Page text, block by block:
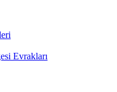
Evrakları